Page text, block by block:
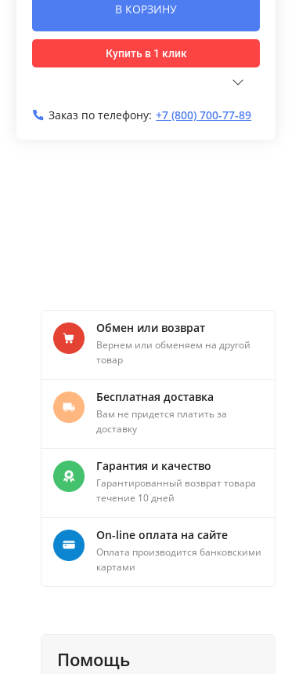
В КОРЗИНУ
Купить в 1 клик
Заказ по телефону: +7 (800) 700-77-89
Обмен или возврат
Вернем или обменяем на другой
товар
Бесплатная доставка
Вам не придется платить за
доставку
Гарантия и качество
Гарантированный возврат товара
течение 10 дней
On-line оплата на сайте
Оплата производится банковскими
картами
Помощь